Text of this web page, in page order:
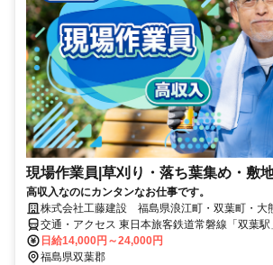
現場作業員|草刈り・落ち葉集め・敷
高収入なのにカンタンなお仕事です。
株式会社工藤建設 福島県浪江町・双葉町・大
交通・アクセス 東日本旅客鉄道常磐線「双葉駅
日給14,000円～24,000円
福島県双葉郡